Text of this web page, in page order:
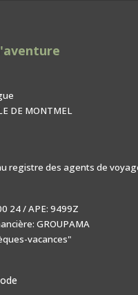
DE MONTMEL
registre des agents de
24 / APE: 9499Z
GROUPAMA
vacances"